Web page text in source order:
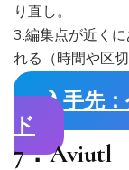
り直し。
3.編集点が近く
れる（時間や区切
入手先
ド
7．Aviutl